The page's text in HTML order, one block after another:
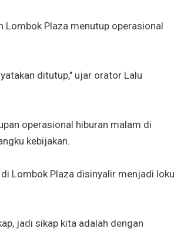
Plaza menutup operasional
ditutup," ujar orator Lalu
operasional hiburan malam di
kebijakan.
Lombok Plaza disinyalir menjadi
jadi sikap kita adalah dengan